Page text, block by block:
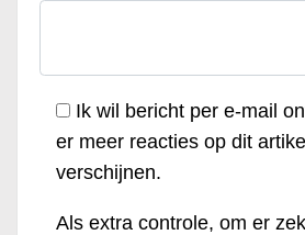
Ik wil bericht per e-mail
er meer reacties op dit artikel
verschijnen.
Als extra controle, om er